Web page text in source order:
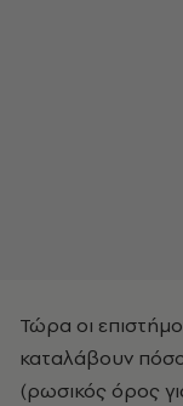
Τώρα οι
καταλάβουν
(ρωσικός όρος